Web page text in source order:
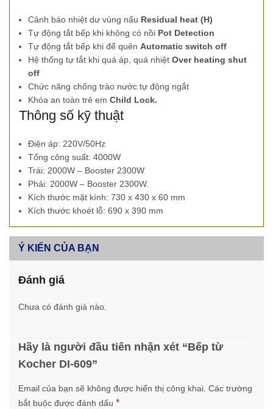
Cảnh báo nhiệt dư vùng nấu Residual heat (H)
Tự động tắt bếp khi không có nồi Pot Detection
Tự động tắt bếp khi để quên Automatic switch off
Hệ thống tự tắt khi quá áp, quá nhiệt Over heating shut
off
Chức năng chống trào nước tự động ngắt
Khóa an toàn trẻ em Child Lock.
Thông số kỹ thuật
Điện áp: 220V/50Hz
Tổng công suất: 4000W
Trái: 2000W – Booster 2300W
Phải: 2000W – Booster 2300W.
Kích thước mặt kính: 730 x 430 x 60 mm
Kích thước khoét lỗ: 690 x 390 mm
Ý KIẾN CỦA BẠN
Đánh giá
Chưa có đánh giá nào.
Hãy là người đầu tiên nhận xét “Bếp từ
Kocher DI-609”
Email của bạn sẽ không được hiển thị công khai. Các trường
bắt buộc được đánh dấu *